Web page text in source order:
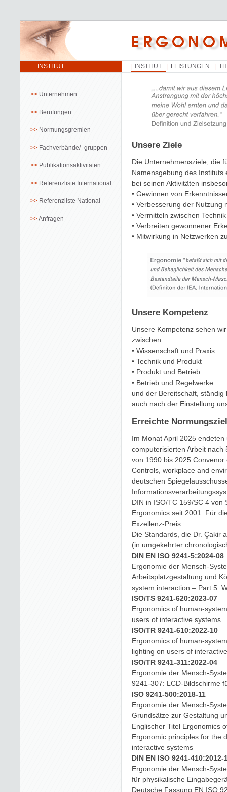
__INSTITUT INSTITUT LEISTUNGEN
Unternehmen
Berufungen
Normungsgremien
Fachverbände/ -gruppen
Publikationsaktivitäten
Referenzliste International
Referenzliste National
Anfragen
Unsere Ziele
Die Unternehmensziele, die
Namensgebung des
bei seinen Aktivitäten
• Gewinnen von
• Verbesserung der Nutzung
• Vermitteln zwischen
• Verbreiten gewonnener
• Mitwirkung in Netzwerken
Unsere Kompetenz
Unsere Kompetenz sehen
zwischen
• Wissenschaft und Praxis
• Technik und Produkt
• Produkt und Betrieb
• Betrieb und Regelwerke
und der Bereitschaft,
auch nach der Einstellung
Erreichte
Im Monat April 2025
computerisierten Arbeit
von 1990 bis 2025
Controls, workplace and
deutschen
DIN in ISO/TC 159/SC 4
Ergonomics seit 2001. Für
Exzellenz-Preis
Die Standards, die Dr. Çakir
(in umgekehrter
DIN EN ISO 9241-5:2024-08:
Ergonomie der Mensch-
Arbeitsplatzgestaltung und
system interaction – Part 5:
ISO/TS 9241-620:2023-07
Ergonomics of human-
users of interactive systems
ISO/TR 9241-610:2022-10
Ergonomics of human-
lighting on users of
ISO/TR 9241-311:2022-04
Ergonomie der Mensch-
9241-307: LCD-Bildschirme
ISO 9241-500:2018-11
Ergonomie der Mensch-
Grundsätze zur Gestaltung
Englischer Titel Ergonomics
Ergonomic principles for the
interactive systems
DIN EN ISO 9241-410:2012-
Ergonomie der Mensch-
für physikalische
Deutsche Fassung EN ISO